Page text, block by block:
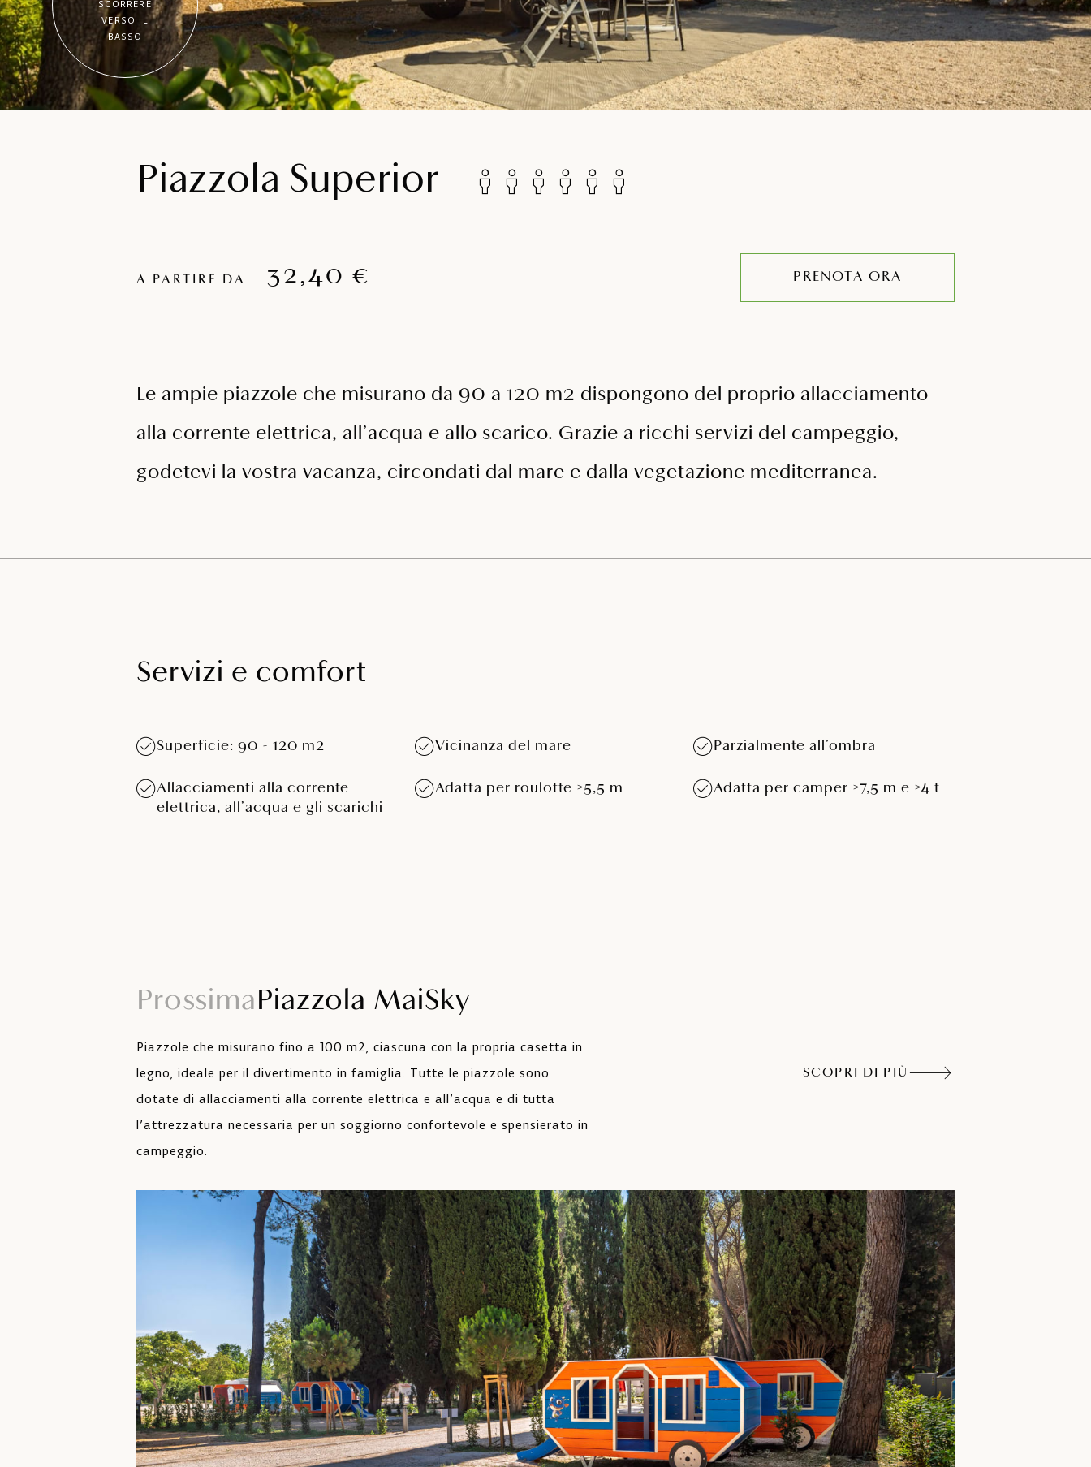
SCORRERE
VERSO IL
BASSO
Piazzola Superior
A PARTIRE DA 32,40 € PRENOTA ORA
Le ampie piazzole che misurano da 90 a 120 m2 dispongono del proprio allacciamento
alla corrente elettrica, all’acqua e allo scarico. Grazie a ricchi servizi del campeggio,
godetevi la vostra vacanza, circondati dal mare e dalla vegetazione mediterranea.
Servizi e comfort
Superficie: 90 - 120 m2 Vicinanza del mare Parzialmente all’ombra
Allacciamenti alla corrente
elettrica, all’acqua e gli scarichi
Adatta per roulotte >5,5 m Adatta per camper >7,5 m e >4 t
ProssimaPiazzola MaiSky
Piazzole che misurano fino a 100 m2, ciascuna con la propria casetta in
legno, ideale per il divertimento in famiglia. Tutte le piazzole sono
dotate di allacciamenti alla corrente elettrica e all’acqua e di tutta
l’attrezzatura necessaria per un soggiorno confortevole e spensierato in
campeggio.
SCOPRI DI PIÙ